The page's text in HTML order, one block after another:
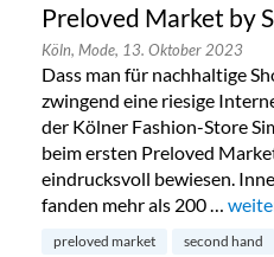
Preloved Market by
Köln, Mode, 13. Oktober 2023
Dass man für nachhaltige
zwingend eine riesige
der Kölner Fashion-Store
beim ersten Preloved
eindrucksvoll bewiesen.
fanden mehr als 200 …
preloved market second hand